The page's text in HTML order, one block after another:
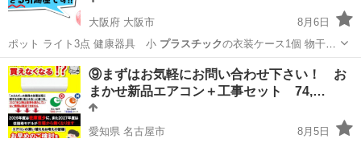
大阪府 大阪市
8月6日
ポット ライト3点 健康器具 小 プラスチックの衣装ケース1個 物干し
竿2個 …
大阪 大阪市 引っ越し お客様
⑨まずはお気軽にお問い合わせ下さい！ お
まかせ新品エアコン＋工事セット 74,…
愛知県 名古屋市
8月5日